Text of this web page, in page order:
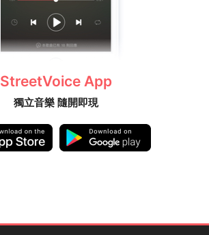
StreetVoice App
獨立音樂 隨開即現